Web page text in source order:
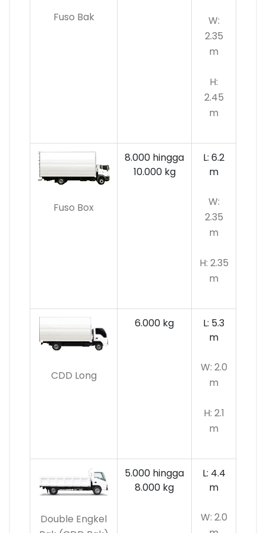
Fuso Bak
W:
2.35
m
H:
2.45
m
Fuso Box
8.000 hingga
10.000 kg
L: 6.2
m
W:
2.35
m
H: 2.35
m
CDD Long
6.000 kg
L: 5.3
m
W: 2.0
m
H: 2.1
m
Double Engkel
5.000 hingga
8.000 kg
L: 4.4
m
W: 2.0